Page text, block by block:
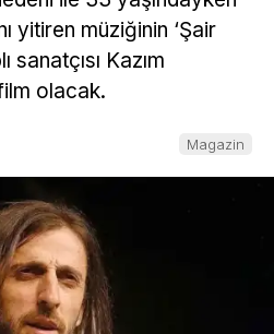
yitiren müziğinin ‘Şair
sanatçısı Kazım
olacak.
Magazin